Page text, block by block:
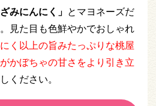
みにんにく」 とマヨネーズだ
見た目も色鮮やかでおしゃれ
く以上の旨みたっぷりな桃屋
かぼちゃの甘さをより引き立
ください。